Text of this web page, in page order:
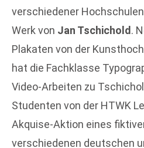
verschiedener
Werk von Jan Tschichold.
Plakaten von der
hat die Fachklasse
Video-Arbeiten zu
Studenten von der HTWK
Akquise-Aktion eines
verschiedenen deutschen